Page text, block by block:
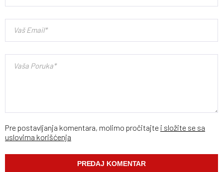
Pre postavljanja komentara, molimo pročitajte i složite se sa
uslovima korišćenja